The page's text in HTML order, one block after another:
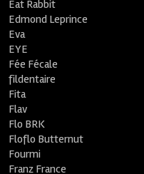
Eat Rabbit
Edmond Leprince
Eva
EYE
Fée Fécale
fildentaire
Fita
Flav
Flo BRK
Floflo Butternut
Fourmi
Franz France